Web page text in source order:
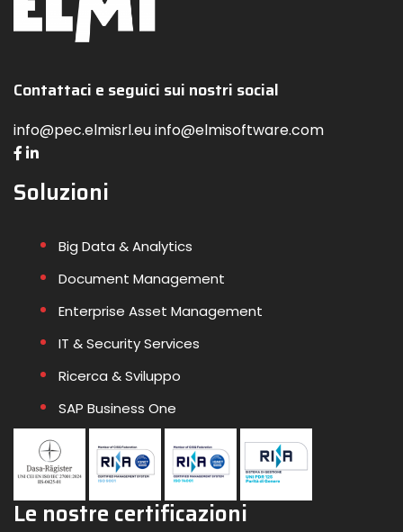
Contattaci e seguici sui nostri social
info@pec.elmisrl.eu info@elmisoftware.com
Soluzioni
Big Data & Analytics
Document Management
Enterprise Asset Management
IT & Security Services
Ricerca & Sviluppo
SAP Business One
Le nostre certificazioni